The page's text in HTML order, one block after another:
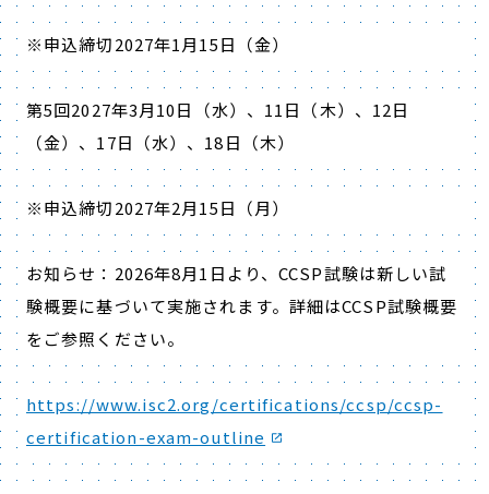
※申込締切2027年1月15日（金）
第5回2027年3月10日（水）、 11日（木）、 12日
（金）、 17日（水）、 18日（木）
※申込締切2027年2月15日（月）
お知らせ： 2026年8月1 日より、CCSP試験は新しい試
験概要に基づいて実施されます。詳細はCCSP試験概要
をご参照ください。
https://www.isc2.org/certifications/ccsp/ccsp-
certification-exam-outline